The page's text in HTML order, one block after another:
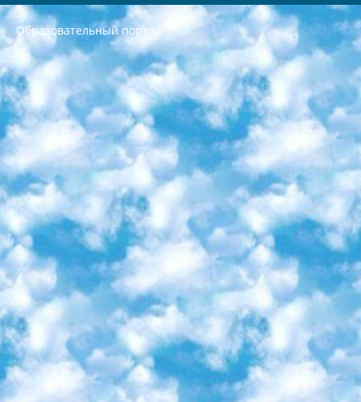
Образовательный портал
РЕСПУБЛИКА УЗБЕКИСТАН МИНИСТРЕРСТВО ДОШКОЛЬНОГО И ШКОЛЬНОГО ОБРАЗОВАНИЯ КОМАНДА в общеобразовательных учреждениях в 2023-2024 учебном году организация и проведение итоговой государственной аттестации обучающихся о Министра дошкольного и школьного образования Республики Узбекистан от 4 марта 2008 года (постановлением Минюста от 20 марта 2008 года № 1778 государственной регистрации) «Итоговое состояние учащихся общего среднего образования на основании положения об утверждении положения об аттестации общего среднего образования выпускной экзамен студентов в образовательных учреждениях в 2023-2024 учебном году В целях организации и прохождения аттестации приказываю: 1. Следующее: перечень предметов, по которым будет проводиться итоговая государственная аттестация и экзамен формы перевода согласно приложению 1; сертификаты международного образца, оценивающие уровень владения иностранными языками перечень согласно приложению 2; 2. Педагогический при специализированных образовательных учреждениях. научно-практический центр квалификации и международной оценки (Д.Давидова) 2024 г. До 25 марта: задания по предметам, по которым будет проводиться итоговая аттестация разработка и утверждение технических условий; итоговая аттестация на основании разработанного предметного задания разработка вопросов по предметам (устно и письменно), экзамен передача; общеобразовательные средние школы и специальные учебные заведения учащиеся выпускных классов школ и интернатов в агентской системе подготовка базы данных экзаменационных материалов и критериев оценки; перевод базы экзаменационных материалов на все языки обучения подать в Республиканский образовательный центр для изготовления; варианты экзаменов на основе разработанных контрольных материалов пусть будут поставлены задачи формирования. 3. Республиканский образовательный центр (Ш.Худайкулов) до 5 апреля 2024 года. до: база данных предоставленных экзаменационных материалов на все языки обучения перевод и экспертиза; для слепых, слабовидящих, глухих, слабослышащих и умственно отсталых детей учащиеся выпускных классов специализированных школ и школ-интернатов база данных экзаменационных материалов на всех преподаваемых языках подготовка критериев оценки; специализированные школы для умственно отсталых детей и технологии для учащихся выпускных классов школ-интернатов разработка соответствующих рекомендаций и критериев проведения ЕГЭ по естествознанию давать задания. 4. Педагогический при специализированных образовательных учреждениях. Научно-практический центр навыков и международной оценки (Д.Давидова), Республика образовательный центр (Худайкулов Ш.) итоговый государственный аттестационный экзамен ориентирован на творческое и логическое мышление при подготовке базы материалов учитывать введение заданий. 5. Следует отметить, что: сертификат государственного образца о знании общеобразовательного предмета и как минимум национальный уровень B1 по предметам на иностранных языках, указанным в Приложении 2. или международно признанный сертификат эквивалентного уровня студенты, изучающие определенный предмет, освобождаются от экзамена; по соответствующим предметам запланирована итоговая государственная аттестация за день до дня, путем жеребьевки Рабочей группой (в письменной форме по предметам, проводимым в форме) из числа сформированных вариантов выбрано 2 варианта; 2 выбранных варианта экзамена анонсированы на официальном сайте министерства и все выпускники по всей стране на основе этих вариантов проводит итоговую государственную аттестацию. 6. Государственное образование учащихся средних общеобразовательных учреждений. знания в соответствии с квалификационными требованиями, которые необходимо приобрести на основании стандартов итоговый (выпускной) контроль для 9 и 11 классов в целях тестирования Экзамены (далее – экзамены) состоят из предметов, перечисленных в приложении 1. будет сделано. 7. Экзамены пройдут с 26 мая по 15 июня 2024 г. (кроме науки физического воспитания). 8. Физическая для учащихся 9 классов общесредних образовательных учреждений. Экзамены по предмету «Образование, квалификация медицина» 1-6 мая 2024 года. сотрудники перевести под присмотр (с отклонениями в физическом или умственном развитии) специализированная школа для детей, школы-интернаты и со сколиозом школы-интернаты санаторного типа для больных детей исключены). 9. Он был слепым, слабовидящим и имел нарушения опорно-двигательного аппарата. экзамены в специализированных школах и интернатах для детей должны проводиться исходя из требований, предъявляемых к общеобразовательным учреждениям (физкультура кроме науки). 10. Специализированная школа для глухих и слабослышащих детей. и экзамены в интернатах и быть реализован в виде письменного теста по математике. 11. Специальность для умственно отсталых детей. Для 9 класса Родной язык и литературное письмо Государственный язык (язык обучения – узбекский). для неклассов) написано Математическое письмо Письменная/устная история Узбекистана Физическое воспитание практично Итоговый контроль Для 11 класса Написание родного языка и литературы (эссе) Математическое письмо Узбекский язык (обучение на узбекском языке) не посещающее общее среднее образование для учреждений)/Образовательное учреждение выбор письменный и устный Иностранный язык письменный/устный Письменная/устная история Узбекистана *По выбору студента:  Химия  Физика  Основы государственного права  География 10 бесплатных образовательных ресурсов - Мы составили подборку онлайн-проектов с интерактивными упражнениями, видеолекциями и статьями. Они помогут вам обрести новые и освежить старые знания бесплатно. 1. «ИНТУИТ» Старейшая образовательная площадка Рунета. Здесь вы найдёте сотни текстовых и видеокурсов на десятки различных тем — от программирования до психологии. Многие курсы подготовлены российскими университетами и крупными международными компаниями вроде Intel и Microsoft. Самостоятельное обучение бесплатное, но желающие могут оплатить услуги персональных наставников. 2. «Смартия» знакомит с актуальными профессиями и подсказывает, как им обучаться. Выбрав заинтересовавшую вас специальность — SMM-специалист, фотограф, веб-дизайнер или другую, — увидите список необходимых для неё умений. Чтобы вы могли освоить их самостоятельно, для каждого умения площадка отображает подборку ссылок на учебные материалы. Хотя «Смартия» ориентируется на русскоязычную аудиторию, часть контента всё же доступна только на английском. 3. «Лекторий Физтеха» Проект Московского физико-технического института (Физтеха). С его помощью вы можете смотреть онлайн серии лекций, записанные на видео в этом вузе. В числе доступных предметов — физика, биология, химия, информационные технологии и другие. К некоторым лекциям администрация ресурса прилагает готовые конспекты, которые можно скачивать в PDF-формате. 4. ITMOcourses Онлайн-площадка Санкт-Петербургского национального исследовательского университета информационных технологий, механики и оптики (ИТМО). Ресурс предоставляет свободный доступ к курсам, разработанным в этом вузе. Каталог материалов разбит на четыре категории: «Оптические системы и технологии», «Приборостроение и робототехника», «Информационные технологии» и «Биотехнологии». Курсы состоят из видеолекций, интерактивных демонстраций и заданий. 5. «КиберЛенинка» Электронная научная библиотека открытого доступа. Каталог площадки регулярно обрастает текстами статей из различных научных изданий. Сгруппированные по журналам и рубрикам публикации можно читать онлайн или скачивать целиком в PDF-формате. Проект нацелен на популяризацию науки за счёт открытого доступа к качественной информации. 6. «ПостНаука» На этом ресурсе публикуют подборки видеолекций, составленные экспертами из разных отраслей и объединённые общими темами. Среди них, к примеру, есть серии «Биоинформатика и геномика», «Культура средневековой Скандинавии» и Cinema Studies о теории кино. Каждая подборка лекций — логически связанная история, рассказанная экспертом от первого лица. Кроме того, на сайте появляются научно-образовательные статьи и тесты на разные темы. 7. «Newочём» Команда проекта «Newочём» отбирает самые интересные тексты из англоязычных СМИ и переводит те из них, за которые голосуют участники сообщества «ВКонтакте». По большей части это научно-популярные статьи. Редакторы придумывают лишь заголовки, в остальном содержание переводов соответствует оригиналам. Полные тексты можно читать прямо в социальной сети. 8. InternetUrok Онлайн-база материалов по основным дисциплинам школьной программы. Информация на сайте структурирована по классам, предметам и темам (урокам). Каждый урок состоит из видеолекций и конспектов. Есть также интерактивные тренажёры и тесты для закрепления пройденного материала. Даже если вы давно окончили школу, возможность повторить программу старших классов всегда может пригодиться. 9. Edutainme Ещё один ресурс об образовании. В отличие от Newtonew, как мне кажется, Edutainme больше ориентируется на представителей индустрии: педагогов, предпринимателей, разработчиков образовательных проектов. Но и любой, кто просто стремится к саморазвитию, найдёт на сайте много полезного и интересного для себя. Например, информацию о новых курсах и образовательных сервисах. 10. Newtonew Онлайн-медиа об образовании и обучении в широком смысле. Авторы Newtonew пишут об инструментах, заведениях, тактиках и стратегиях, которые помогают учить других и получать новые знания самостоятельно. На этой площадке вы найдёте новости, обзоры, аналитические мат